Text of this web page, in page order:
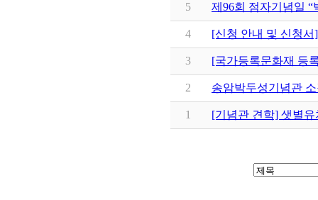
5 제96회 점자기념일
4 [신청 안내 및 신청
3 [국가등록문화재 등
2 송암박두성기념관
1 [기념관 견학] 샛별유